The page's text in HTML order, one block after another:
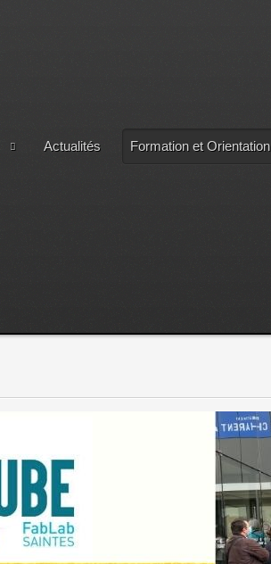
Actualités Formation et Orientation